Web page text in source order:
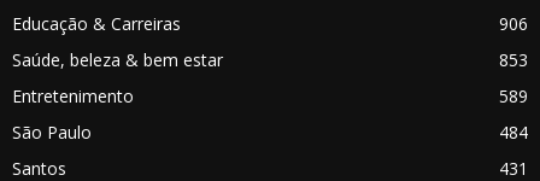
Educação & Carreiras
906
Saúde, beleza & bem estar
853
Entretenimento
589
São Paulo
484
Santos
431